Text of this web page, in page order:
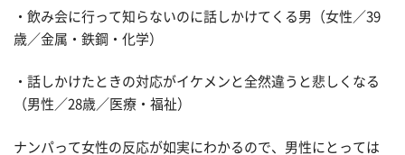
・飲み会に行って知らないのに話しかけてくる男（女性／39
歳／金属・鉄鋼・化学）
・話しかけたときの対応がイケメンと全然違うと悲しくなる
（男性／28歳／医療・福祉）
ナンパって女性の反応が如実にわかるので、男性にとっては